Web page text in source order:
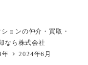
ョンの仲介・買取・
なら株式会社
年 2024年6月